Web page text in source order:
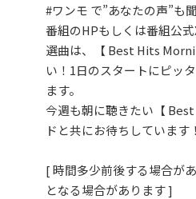
#ワンモ で”あなたの声”も
番組のHPもしくは番組公式
選曲は、【 Best Hits
い！1日のスタートにピッ
ます。
今週も朝に聴きたい【
ドと共にお待ちしています
[ 時間多少前後する場合が
となる場合があります ]